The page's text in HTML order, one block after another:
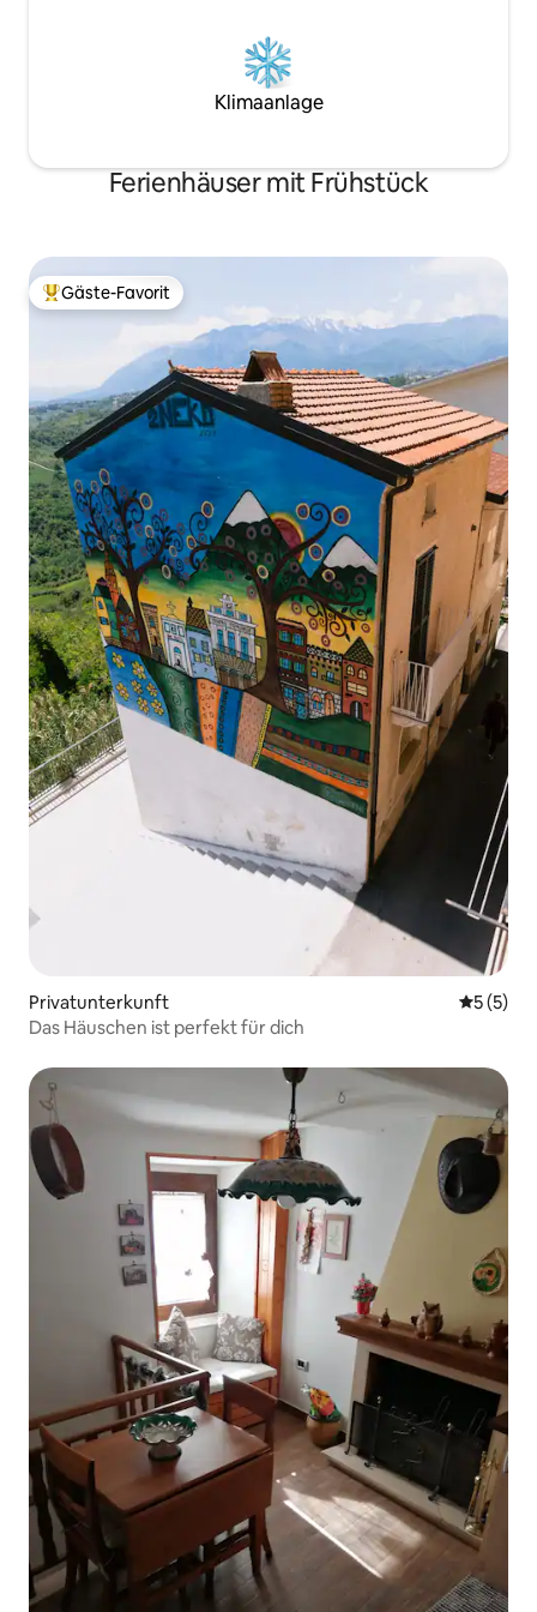
Klimaanlage
Ferienhäuser mit Frühstück
Beliebter Gäste-Favorit.
Gäste-Favorit
Privatunterkunft
5 (5)
Das Häuschen ist perfekt für dich